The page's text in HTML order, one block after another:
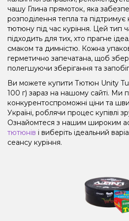
чашу Глина прямоток, яка
розподілення тепла та
тютюну під час куріння. Цей тип
підходить для тих, хто прагне
смаком та димністю. Кожна
герметично запечатана, щоб
полегшуючи зберігання та
Ви можете купити Тютюн Unity
100 г) зараз на нашому сайті. Ми
конкурентоспроможні ціни та
Україні, роблячи процес купівлі
Ознайомтеся з нашим широким
тютюнів і виберіть ідеальний
сеансу куріння.